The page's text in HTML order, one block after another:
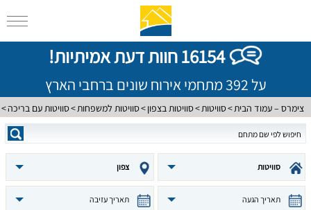
16154 חוות דעת אמיתיות!
על 392 מתחמי אירוח שונים ברחבי הארץ
צימרס – עמוד הבית סוויטות סוויטות בצפון סוויטות למשפחות סוויטות עם בריכה
סוויטות צפון
תאריך הגעה תאריך עזיבה